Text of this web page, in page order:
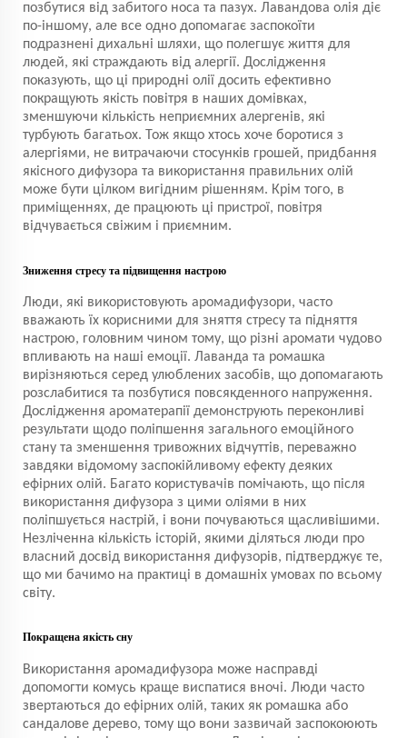
позбутися від забитого носа та пазух. Лавандова олія діє
по-іншому, але все одно допомагає заспокоїти
подразнені дихальні шляхи, що полегшує життя для
людей, які страждають від алергії. Дослідження
показують, що ці природні олії досить ефективно
покращують якість повітря в наших домівках,
зменшуючи кількість неприємних алергенів, які
турбують багатьох. Тож якщо хтось хоче боротися з
алергіями, не витрачаючи стосунків грошей, придбання
якісного дифузора та використання правильних олій
може бути цілком вигідним рішенням. Крім того, в
приміщеннях, де працюють ці пристрої, повітря
відчувається свіжим і приємним.
Зниження стресу та підвищення настрою
Люди, які використовують аромадифузори, часто
вважають їх корисними для зняття стресу та підняття
настрою, головним чином тому, що різні аромати чудово
впливають на наші емоції. Лаванда та ромашка
вирізняються серед улюблених засобів, що допомагають
розслабитися та позбутися повсякденного напруження.
Дослідження ароматерапії демонструють переконливі
результати щодо поліпшення загального емоційного
стану та зменшення тривожних відчуттів, переважно
завдяки відомому заспокійливому ефекту деяких
ефірних олій. Багато користувачів помічають, що після
використання дифузора з цими оліями в них
поліпшується настрій, і вони почуваються щасливішими.
Незліченна кількість історій, якими діляться люди про
власний досвід використання дифузорів, підтверджує те,
що ми бачимо на практиці в домашніх умовах по всьому
світу.
Покращена якість сну
Використання аромадифузора може насправді
допомогти комусь краще виспатися вночі. Люди часто
звертаються до ефірних олій, таких як ромашка або
сандалове дерево, тому що вони зазвичай заспокоюють